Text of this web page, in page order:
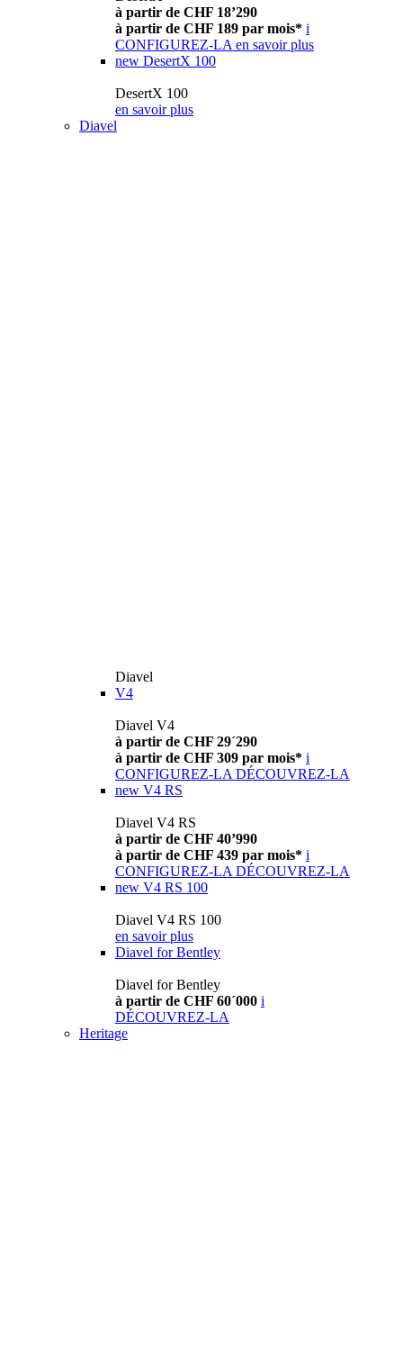
à partir de CHF 18’290
à partir de CHF 189 par mois* i
CONFIGUREZ-LA en savoir plus
new DesertX 100
DesertX 100
en savoir plus
Diavel
Diavel
V4
Diavel V4
à partir de CHF 29´290
à partir de CHF 309 par mois* i
CONFIGUREZ-LA DÉCOUVREZ-LA
new V4 RS
Diavel V4 RS
à partir de CHF 40’990
à partir de CHF 439 par mois* i
CONFIGUREZ-LA DÉCOUVREZ-LA
new V4 RS 100
Diavel V4 RS 100
en savoir plus
Diavel for Bentley
Diavel for Bentley
à partir de CHF 60´000 i
DÉCOUVREZ-LA
Heritage